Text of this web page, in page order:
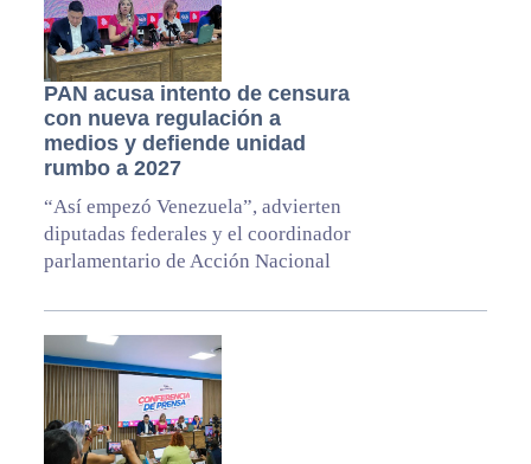
PAN acusa intento de censura
con nueva regulación a
medios y defiende unidad
rumbo a 2027
“Así empezó Venezuela”, advierten
diputadas federales y el coordinador
parlamentario de Acción Nacional